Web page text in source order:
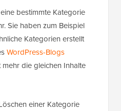
bestimmte Kategorie
Sie haben zum Beispiel
Kategorien erstellt
WordPress-Blogs
die gleichen Inhalte
einer Kategorie